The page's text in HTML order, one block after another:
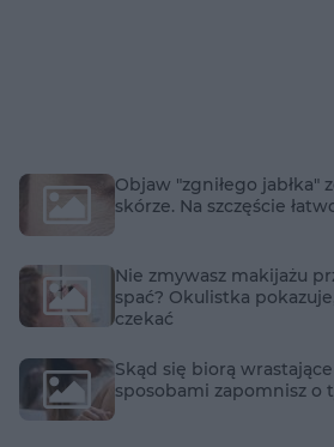
Objaw "zgniłego jabłka"
skórze. Na szczęście
Nie zmywasz makijażu
spać? Okulistka
czekać
Skąd się biorą
sposobami zapomnisz o